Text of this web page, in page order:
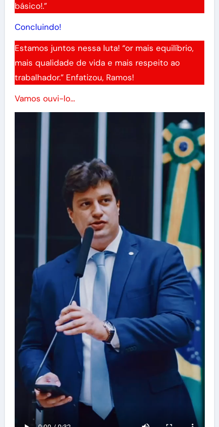
básico!.”
Concluindo!
Estamos juntos nessa luta! “or mais equilíbrio,
mais qualidade de vida e mais respeito ao
trabalhador.” Enfatizou, Ramos!
Vamos ouvi-lo…